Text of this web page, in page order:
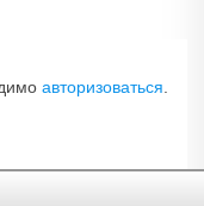
авторизоваться